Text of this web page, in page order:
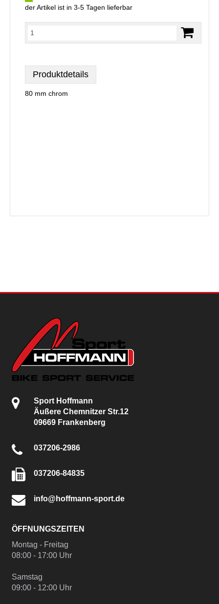
der Artikel ist in 3-5 Tagen lieferbar
Produktdetails
80 mm chrom
Sport Hoffmann
Äußere Chemnitzer Str.12
09669 Frankenberg
037206-2986
037206-84835
info@hoffmann-sport.de
ÖFFNUNGSZEITEN
Montag - Freitag
08:00 - 17:00 Uhr
Samstag
09:00 - 12:00 Uhr